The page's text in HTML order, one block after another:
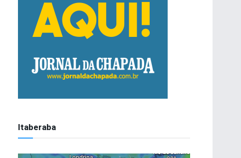
Itaberaba